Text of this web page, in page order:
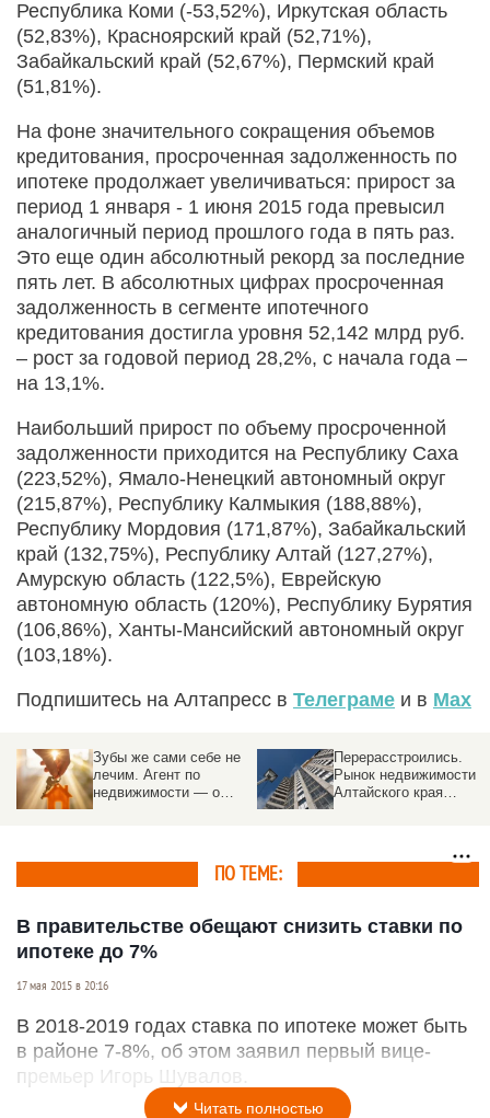
Республика Коми (-53,52%), Иркутская область
(52,83%), Красноярский край (52,71%),
Забайкальский край (52,67%), Пермский край
(51,81%).
На фоне значительного сокращения объемов
кредитования, просроченная задолженность по
ипотеке продолжает увеличиваться: прирост за
период 1 января - 1 июня 2015 года превысил
аналогичный период прошлого года в пять раз.
Это еще один абсолютный рекорд за последние
пять лет. В абсолютных цифрах просроченная
задолженность в сегменте ипотечного
кредитования достигла уровня 52,142 млрд руб.
– рост за годовой период 28,2%, с начала года –
на 13,1%.
Наибольший прирост по объему просроченной
задолженности приходится на Республику Саха
(223,52%), Ямало-Ненецкий автономный округ
(215,87%), Республику Калмыкия (188,88%),
Республику Мордовия (171,87%), Забайкальский
край (132,75%), Республику Алтай (127,27%),
Амурскую область (122,5%), Еврейскую
автономную область (120%), Республику Бурятия
(106,86%), Ханты-Мансийский автономный округ
(103,18%).
Подпишитесь на Алтапресс в Телеграме и в Max
Зубы же сами себе не
лечим. Агент по
недвижимости — о
Перерасстроились.
Рынок недвижимости
Алтайского края
ПО ТЕМЕ:
В правительстве обещают снизить ставки по
ипотеке до 7%
17 мая 2015 в 20:16
В 2018-2019 годах ставка по ипотеке может быть
в районе 7-8%, об этом заявил первый вице-
премьер Игорь Шувалов.
Читать полностью